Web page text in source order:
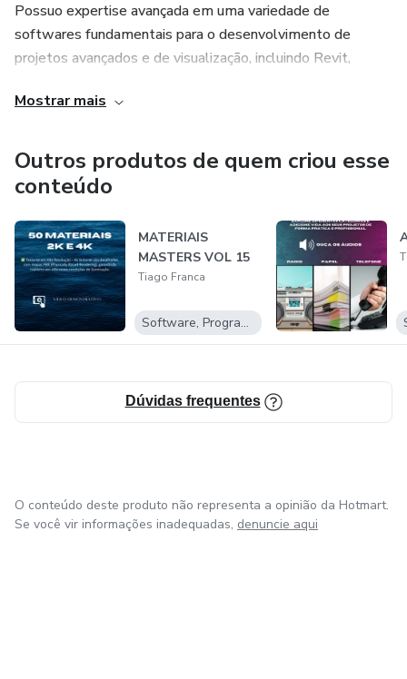
Possuo expertise avançada em uma variedade de
softwares fundamentais para o desenvolvimento de
projetos avançados e de visualização, incluindo Revit,
renderização com Corona. Minha proficiência também se
Interativos, Tours Virtuais imersivos e projetos
significativos, experiências inovadoras e reais
Atualmente, estou aprofundando meu conhecimento
técnico com uma pós-graduação em Estruturas e
Engenharia de Fundações, buscando aprimorar minha
compreensão estrutural e fortalecer ainda mais minha
atuação no desenvolvimento de projetos
Mostrar mais
Outros produtos de quem criou esse
conteúdo
MATERIAIS
MASTERS VOL 15
Tiago Franca
Software, Programas para baixar
Dúvidas frequentes
O conteúdo deste produto não representa a opinião da Hotmart.
Se você vir informações inadequadas, denuncie aqui